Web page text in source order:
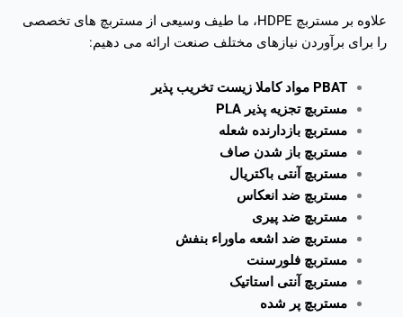
علاوه بر مستربچ HDPE، ما طیف وسیعی از مستربچ های تخصصی
را برای برآوردن نیازهای مختلف صنعت ارائه می دهیم:
PBAT مواد کاملا زیست تخریب پذیر
مستربچ تجزیه پذیر PLA
مستربچ بازدارنده شعله
مستربچ باز شدن صاف
مستربچ آنتی باکتریال
مستربچ ضد انعکاس
مستربچ ضد پیری
مستربچ ضد اشعه ماوراء بنفش
مستربچ فلورسنت
مستربچ آنتی استاتیک
مستربچ پر شده